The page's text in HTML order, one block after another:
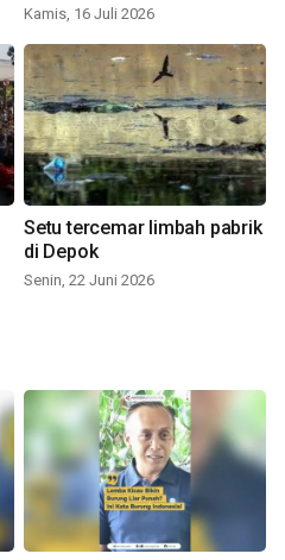
Kamis, 16 Juli 2026
Setu tercemar limbah pabrik
di Depok
Senin, 22 Juni 2026